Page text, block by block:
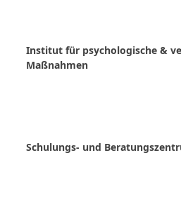
Institut für psychologische &
Maßnahmen
Schulungs- und